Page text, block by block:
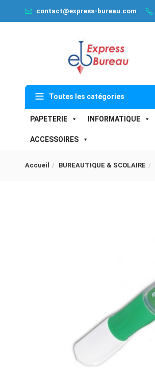
contact@express-bureau.com
Toutes les catégories
INFORMATIQUE
PAPETERIE
ACCESSOIRES
Accueil BUREAUTIQUE & SCOLAIRE